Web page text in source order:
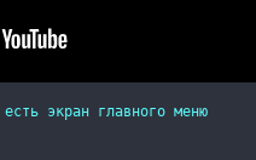
экран главного меню